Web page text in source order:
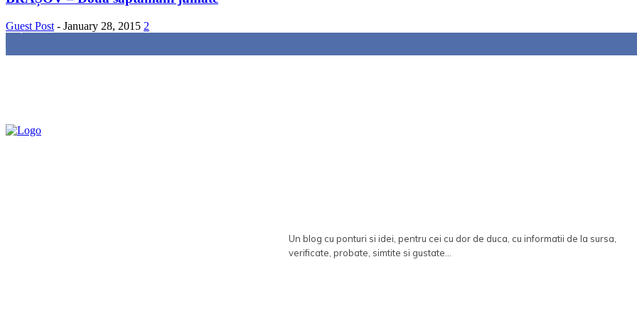
Guest Post - January 28, 2015 2
85,000 Fans
Un blog cu ponturi si idei, pentru cei cu dor de duca, cu informatii de la sursa,
verificate, probate, simtite si gustate...